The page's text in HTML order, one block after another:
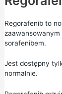
Regorafenib to
sorafenibem.
Jest dostępny
normalnie.